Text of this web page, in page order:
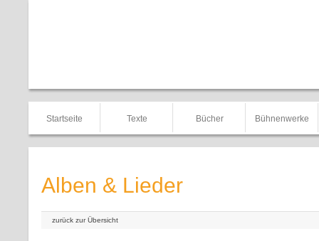
Startseite Texte Bücher Bühnenwerke
Alben & Lieder
zurück zur Übersicht